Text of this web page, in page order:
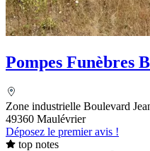
Pompes Funèbres
Zone industrielle Boulevard
49360 Maulévrier
Déposez le premier avis !
top notes